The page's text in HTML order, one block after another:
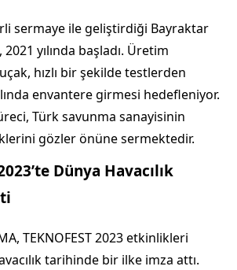
sermaye ile geliştirdiği Bayraktar
yılında başladı. Üretim
hızlı bir şekilde testlerden
envantere girmesi hedefleniyor.
Türk savunma sanayisinin
gözler önüne sermektedir.
Dünya Havacılık
TEKNOFEST 2023 etkinlikleri
tarihinde bir ilke imza attı.